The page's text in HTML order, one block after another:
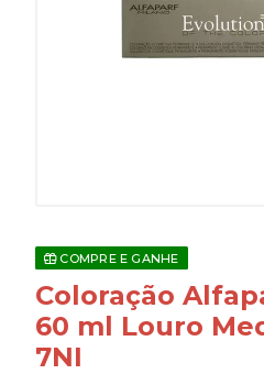
COMPRE E GANHE
Coloração
60 ml Louro
7NI